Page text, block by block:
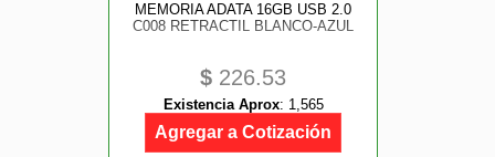
MEMORIA ADATA 16GB USB 2.0
C008 RETRACTIL BLANCO-AZUL
$ 226.53
Existencia Aprox: 1,565
Agregar a Cotización